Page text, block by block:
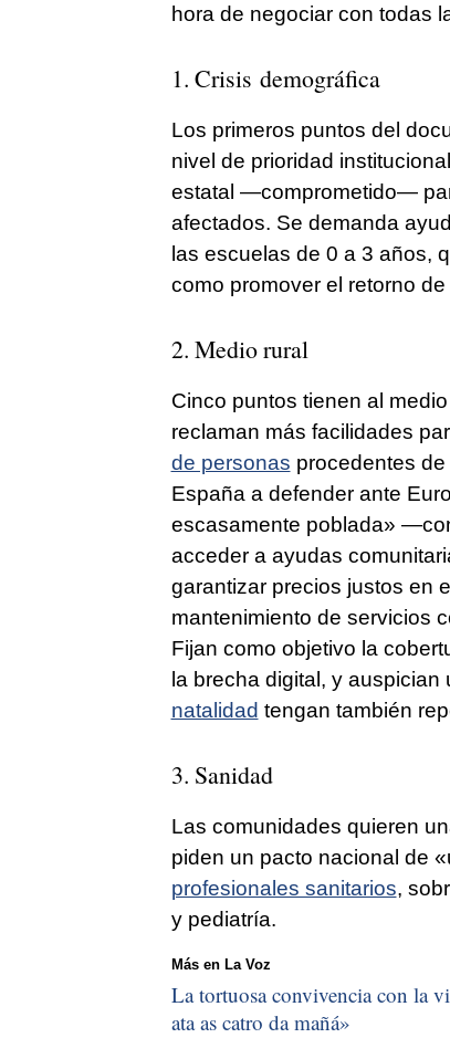
hora de negociar con todas
1. Crisis demográfica
Los primeros puntos del
nivel de prioridad
estatal —comprometido—
afectados. Se demanda
las escuelas de 0 a 3 años,
como promover el retorno
2. Medio rural
Cinco puntos tienen al
reclaman más facilidades
de personas procedentes
España a defender ante
escasamente poblada»
acceder a ayudas
garantizar precios justos en
mantenimiento de servicios
Fijan como objetivo la
la brecha digital, y
natalidad tengan también
3. Sanidad
Las comunidades quieren
piden un pacto nacional de
profesionales sanitarios,
y pediatría.
Más en La Voz
La tortuosa convivencia con la
ata as catro da mañá»